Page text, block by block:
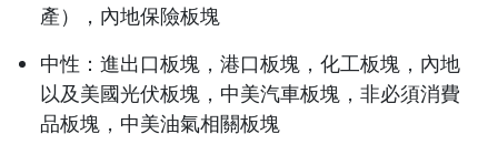
產），內地保險板塊
中性：進出口板塊，港口板塊，化工板塊，內地
以及美國光伏板塊，中美汽車板塊，非必須消費
品板塊，中美油氣相關板塊